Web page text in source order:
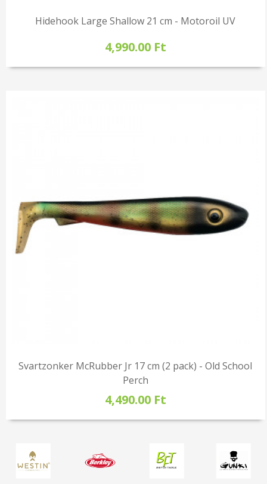
Hidehook Large Shallow 21 cm - Motoroil UV
4,990.00 Ft
Svartzonker McRubber Jr 17 cm (2 pack) - Old School
Perch
4,490.00 Ft